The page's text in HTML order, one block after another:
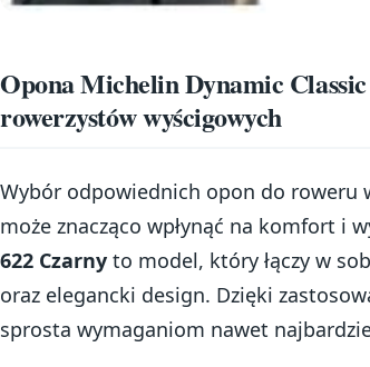
Opona Michelin Dynamic
rowerzystów wyścigowych
Wybór odpowiednich opon do
może znacząco wpłynąć na komfort i
622 Czarny to model, który łączy w
oraz elegancki design. Dzięki
sprosta wymaganiom nawet